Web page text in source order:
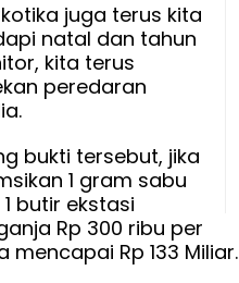
juga terus kita
natal dan tahun
kita terus
peredaran
bukti tersebut, jika
1 gram sabu
butir ekstasi
Rp 300 ribu per
Rp 133 Miliar.